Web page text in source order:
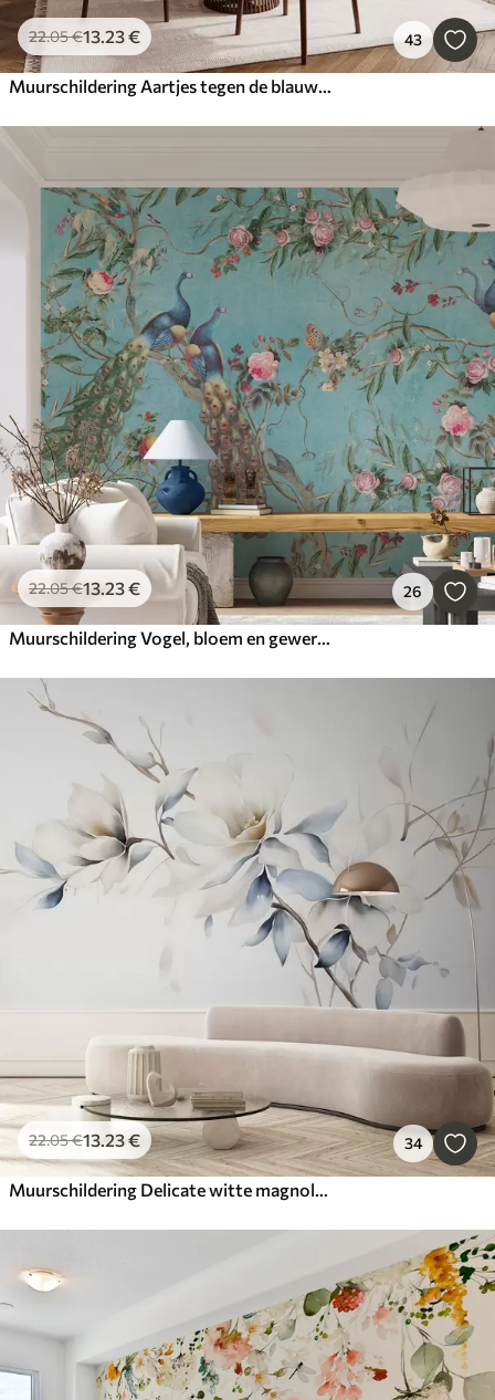
22.05€13.23€ 43
Muurschildering Aartjes tegen de blauwe lucht
22.05€13.23€ 26
Muurschildering Vogel, bloem en gewervelde dieren
22.05€13.23€ 34
Muurschildering Delicate witte magnolia bloemen met zacht blauwe bloemblaadjes tegen een lichte achtergrond aquarel imitatie minimalisme